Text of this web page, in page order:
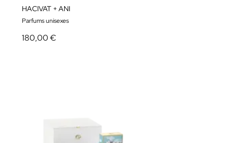
HACIVAT + ANI
Parfums unisexes
180,00 €